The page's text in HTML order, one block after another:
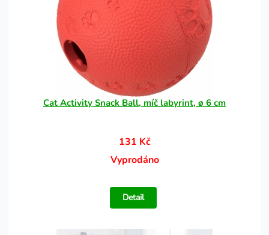
Cat Activity Snack Ball, míč labyrint, ø 6 cm
131 Kč
Vyprodáno
Detail